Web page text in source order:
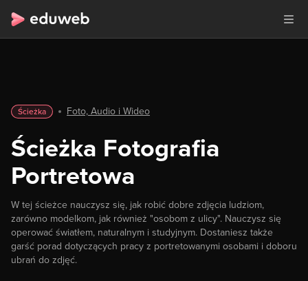
Ścieżka Foto, Audio i Wideo
Ścieżka Fotografia
Portretowa
W tej ścieżce nauczysz się, jak robić dobre zdjęcia ludziom,
zarówno modelkom, jak również "osobom z ulicy". Nauczysz się
operować światłem, naturalnym i studyjnym. Dostaniesz także
garść porad dotyczących pracy z portretowanymi osobami i doboru
ubrań do zdjęć.